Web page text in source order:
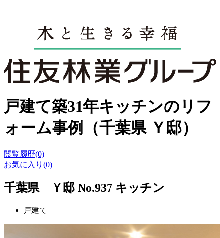
戸建て築31年キッチンのリフ
ォーム事例（千葉県 Ｙ邸）
閲覧履歴(0)
お気に入り(0)
千葉県 Ｙ邸 No.937 キッチン
戸建て